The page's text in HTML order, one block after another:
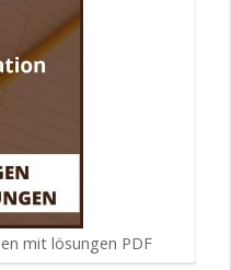
mit lösungen PDF